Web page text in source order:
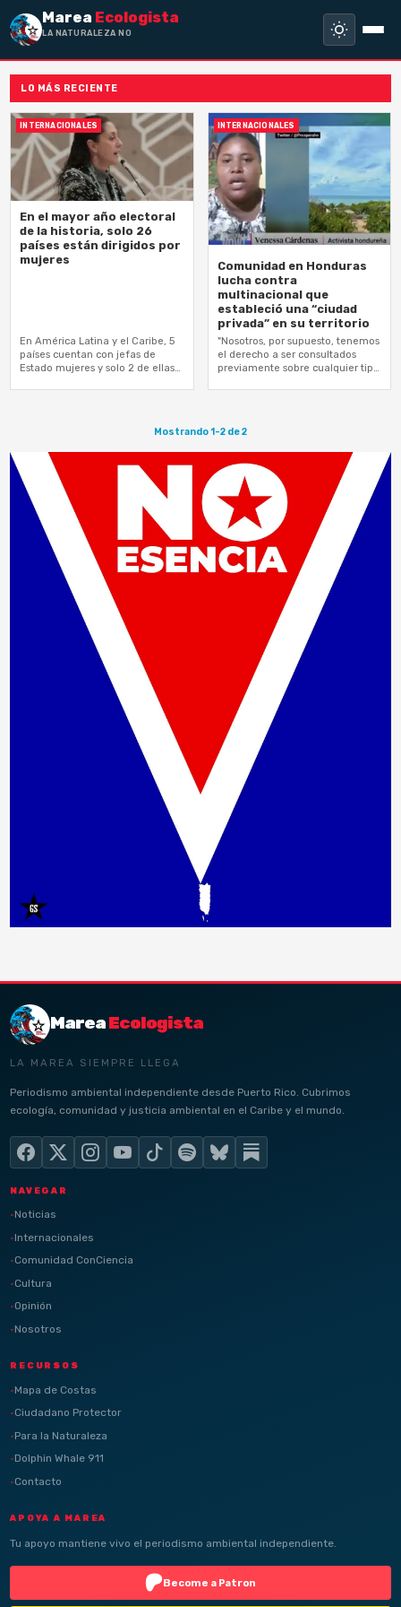
Marea Ecologista
LA NATURALEZA NO HA
LO MÁS RECIENTE
INTERNACIONALES
En el mayor año electoral
de la historia, solo 26
países están dirigidos por
mujeres
En América Latina y el Caribe, 5
países cuentan con jefas de
Estado mujeres y solo 2 de ellas
INTERNACIONALES
Comunidad en Honduras
lucha contra
multinacional que
estableció una “ciudad
privada” en su territorio
"Nosotros, por supuesto, tenemos
el derecho a ser consultados
previamente sobre cualquier tipo
Mostrando 1-2 de 2
MareaEcologista
LA MAREA SIEMPRE LLEGA
Periodismo ambiental independiente desde Puerto Rico. Cubrimos
ecología, comunidad y justicia ambiental en el Caribe y el mundo.
NAVEGAR
Noticias
Internacionales
Comunidad ConCiencia
Cultura
Opinión
Nosotros
RECURSOS
Mapa de Costas
Ciudadano Protector
Para la Naturaleza
Dolphin Whale 911
Contacto
APOYA A MAREA
Tu apoyo mantiene vivo el periodismo ambiental independiente.
Become a Patron